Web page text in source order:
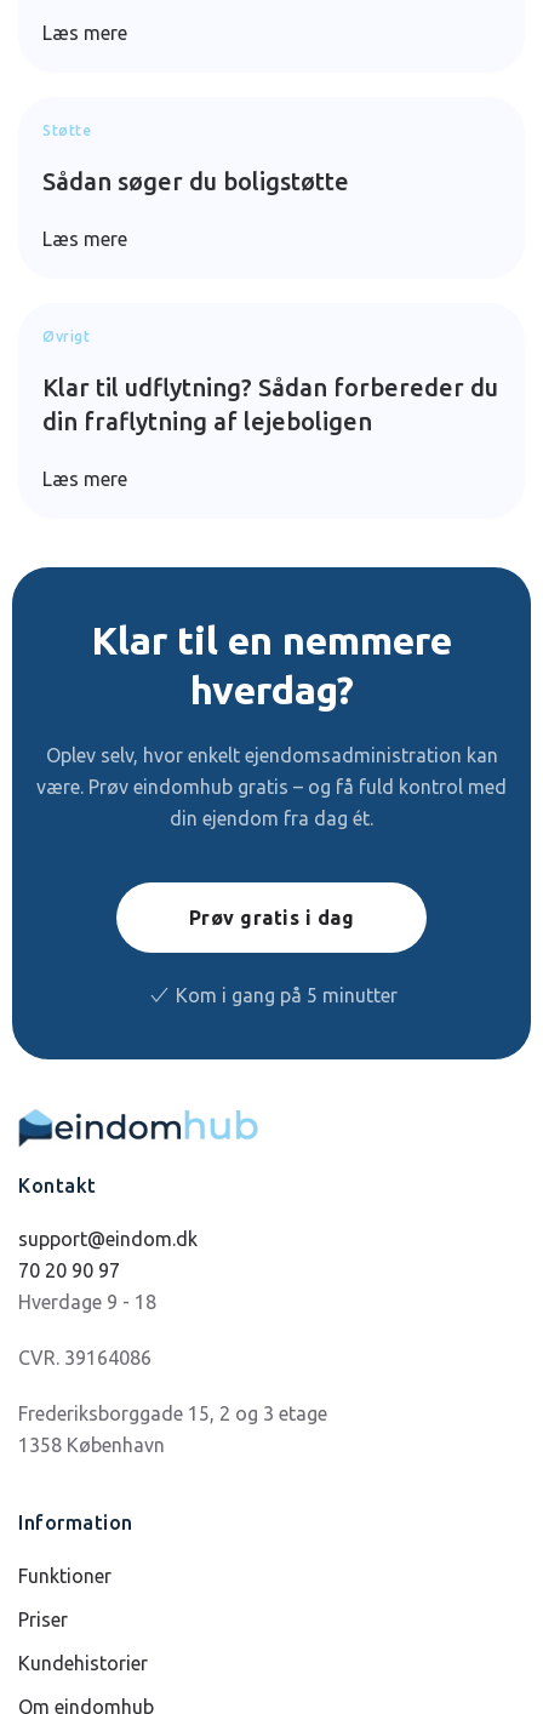
Læs mere
Støtte
Sådan søger du boligstøtte
Læs mere
Øvrigt
Klar til udflytning? Sådan forbereder du
din fraflytning af lejeboligen
Læs mere
Klar til en nemmere
hverdag?
Oplev selv, hvor enkelt ejendomsadministration kan
være. Prøv eindomhub gratis – og få fuld kontrol med
din ejendom fra dag ét.
Prøv gratis i dag
Kom i gang på 5 minutter
Kontakt
support@eindom.dk
70 20 90 97
Hverdage 9 - 18
CVR. 39164086
Frederiksborggade 15, 2 og 3 etage
1358 København
Information
Funktioner
Priser
Kundehistorier
Om eindomhub